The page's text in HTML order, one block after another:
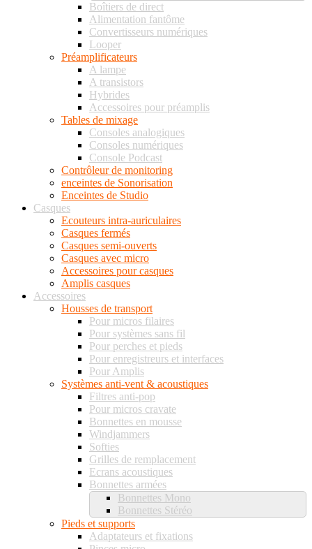
Boîtiers de direct
Alimentation fantôme
Convertisseurs numériques
Looper
Préamplificateurs
A lampe
A transistors
Hybrides
Accessoires pour préamplis
Tables de mixage
Consoles analogiques
Consoles numériques
Console Podcast
Contrôleur de monitoring
enceintes de Sonorisation
Enceintes de Studio
Casques
Ecouteurs intra-auriculaires
Casques fermés
Casques semi-ouverts
Casques avec micro
Accessoires pour casques
Amplis casques
Accessoires
Housses de transport
Pour micros filaires
Pour systèmes sans fil
Pour perches et pieds
Pour enregistreurs et interfaces
Pour Amplis
Systèmes anti-vent & acoustiques
Filtres anti-pop
Pour micros cravate
Bonnettes en mousse
Windjammers
Softies
Grilles de remplacement
Ecrans acoustiques
Bonnettes armées
Bonnettes Mono
Bonnettes Stéréo
Pieds et supports
Adaptateurs et fixations